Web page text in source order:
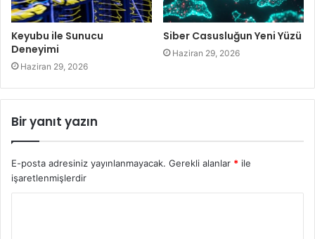
Keyubu ile Sunucu
Deneyimi
Haziran 29, 2026
Siber Casusluğun Yeni Yüzü
Haziran 29, 2026
Bir yanıt yazın
E-posta adresiniz yayınlanmayacak. Gerekli alanlar * ile
işaretlenmişlerdir